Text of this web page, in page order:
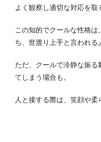
よく観察し適切な対応を取
この知的でクールな性格
ち、世渡り上手と言われる
ただ、クールで冷静な振
てしまう場合も。
人と接する際は、笑顔や柔